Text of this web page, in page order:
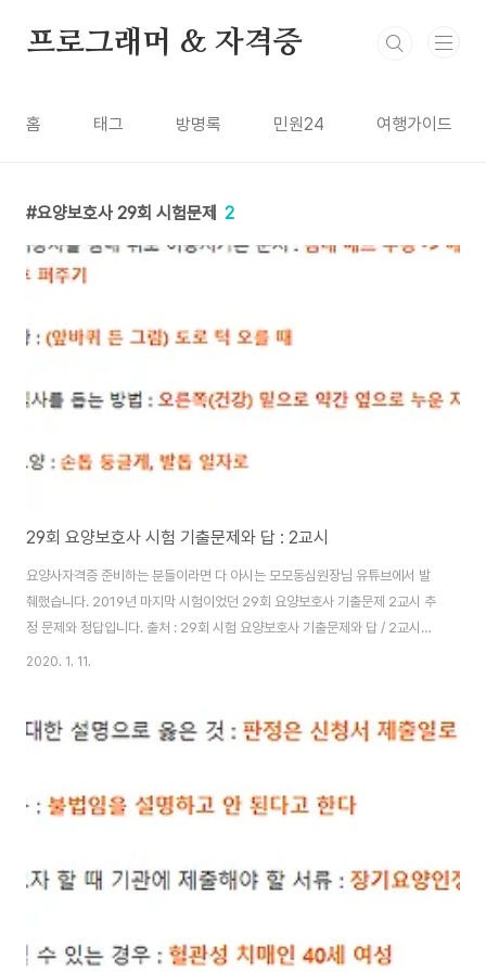
프로그래머 & 자격증
홈 태그 방명록 민원24 여행가이드
요양보호사 29회 시험문제 2
29회 요양보호사 시험 기출문제와 답 : 2교시
요양사자격증 준비하는 분들이라면 다 아시는 모모동심원장님 유튜브에서 발
췌했습니다. 2019년 마지막 시험이었던 29회 요양보호사 기출문제 2교시 추
정 문제와 정답입니다. 출처 : 29회 시험 요양보호사 기출문제와 답 / 2교시라
*추정되는* 문제 와 답 모모동 심원장의 요양이야기 유튜브에 가보면 2020
는 걸 추천합니다. 29회 요양보호사 기출문제 - 2교시 (1/3) 1. 시설 치매 대상
..
2020. 1. 11.